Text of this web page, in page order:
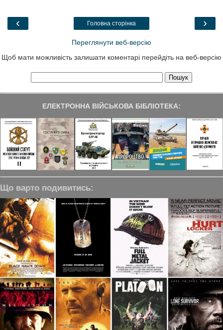
k
m
‹ ›
Головна сторінка
Переглянути веб-версію
Щоб мати можливість залишати коментарі перейдіть на веб-версію
ЕЛЕКТРОННА ВІЙСЬКОВА БІБЛІОТЕКА:
Що варто подивитись: